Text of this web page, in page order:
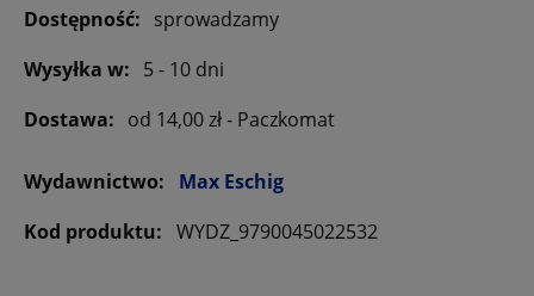
Dostępność: sprowadzamy
Wysyłka w: 5 - 10 dni
Dostawa: od 14,00 zł- Paczkomat
Wydawnictwo:
Max Eschig
Kod produktu: WYDZ_9790045022532